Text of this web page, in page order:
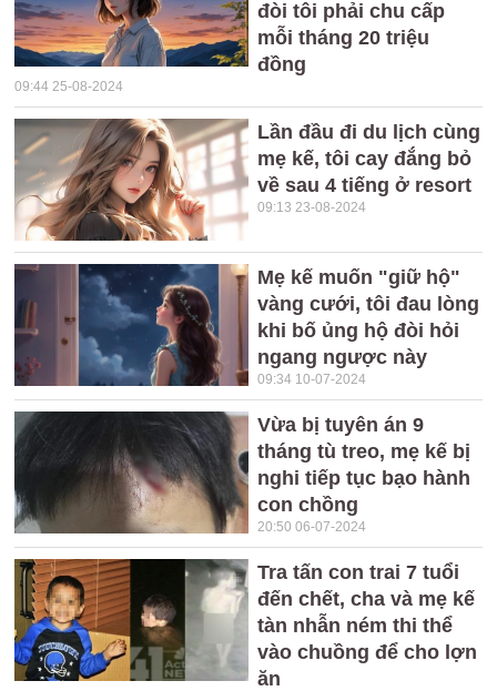
đòi tôi phải chu cấp
mỗi tháng 20 triệu
đồng
09:44 25-08-2024
Lần đầu đi du lịch cùng
mẹ kế, tôi cay đắng bỏ
về sau 4 tiếng ở resort
09:13 23-08-2024
Mẹ kế muốn "giữ hộ"
vàng cưới, tôi đau lòng
khi bố ủng hộ đòi hỏi
ngang ngược này
09:34 10-07-2024
Vừa bị tuyên án 9
tháng tù treo, mẹ kế bị
nghi tiếp tục bạo hành
con chồng
20:50 06-07-2024
Tra tấn con trai 7 tuổi
đến chết, cha và mẹ kế
tàn nhẫn ném thi thể
vào chuồng để cho lợn
ăn